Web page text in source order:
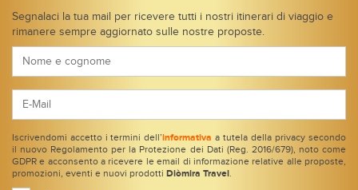
Segnalaci la tua mail per ricevere tutti i nostri itinerari di viaggio e
rimanere sempre aggiornato sulle nostre proposte.
Iscrivendomi accetto i termini dell’ informativa a tutela della privacy secondo
il nuovo Regolamento per la Protezione dei Dati (Reg. 2016/679), noto come
GDPR e acconsento a ricevere le email di informazione relative alle proposte,
promozioni, eventi e nuovi prodotti Diòmira Travel .